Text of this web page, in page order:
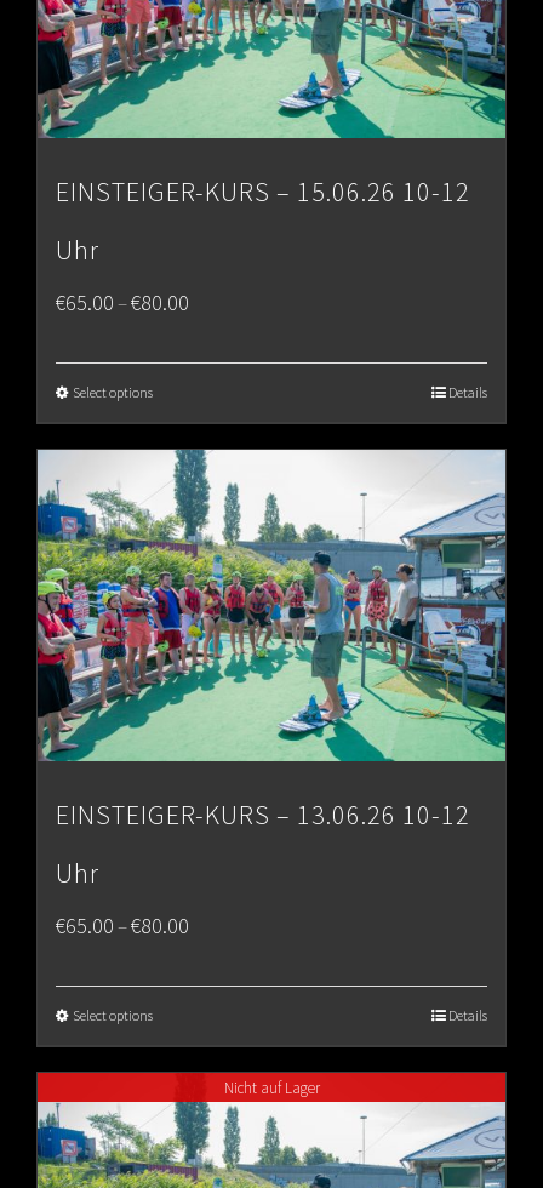
EINSTEIGER-KURS – 15.06.26 10-12
Uhr
€65.00–€80.00
€80.00
Select options Details
EINSTEIGER-KURS – 13.06.26 10-12
Uhr
€65.00–€80.00
€80.00
Select options Details
Nicht auf Lager